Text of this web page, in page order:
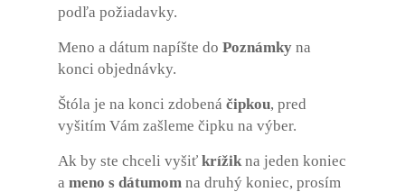
podľa požiadavky.
Meno a dátum napíšte do Poznámky na
konci objednávky.
Štóla je na konci zdobená čipkou, pred
vyšitím Vám zašleme čipku na výber.
Ak by ste chceli vyšiť krížik na jeden koniec
a meno s dátumom na druhý koniec, prosím